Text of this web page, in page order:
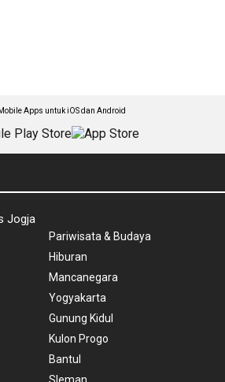
Apps untuk iOS dan Android
Jogja
Pariwisata & Budaya
Hiburan
Mancanegara
Yogyakarta
Gunung Kidul
Kulon Progo
Bantul